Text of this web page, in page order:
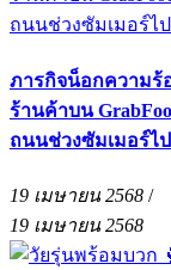
ภารกิจน็อกความร้
ร้านค้าบน
ถนนช่วงซัมเมอร์ไ
19 เมษายน 2568 /
19 เมษายน 2568